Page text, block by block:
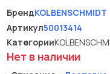
БрендKOLBENSCHMIDT
Артикул50013414
Категории
Нет в наличии